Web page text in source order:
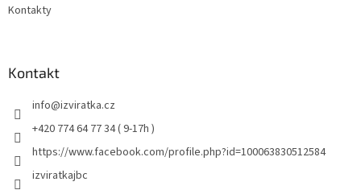
Kontakty
Kontakt
info@izviratka.cz
+420 774 64 77 34 ( 9-17h )
https://www.facebook.com/profile.php?id=100063830512584
izviratkajbc